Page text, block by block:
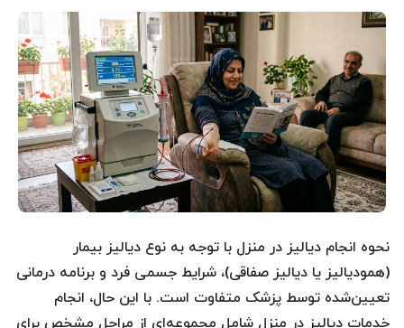
نحوه انجام دیالیز در منزل با توجه به نوع دیالیز بیمار
(همودیالیز یا دیالیز صفاقی)، شرایط جسمی فرد و برنامه درمانی
تعیین‌شده توسط پزشک متفاوت است. با این حال، انجام
خدمات دیالیز در منزل شامل مجموعه‌ای از مراحل مشخص برای